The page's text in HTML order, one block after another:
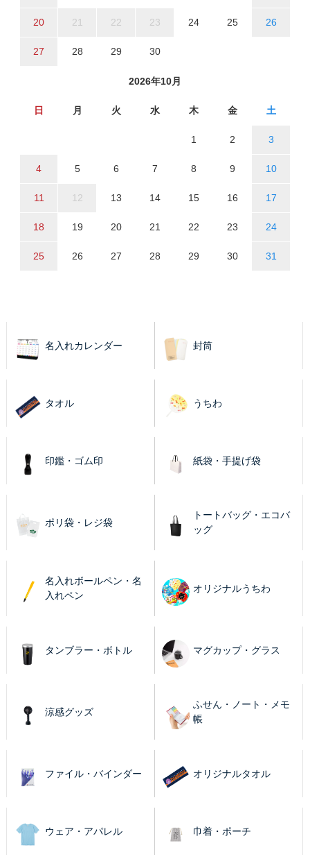
20 21 22 23 24 25 26
27 28 29 30
2026年10月
日 月 火 水 木 金 土
1 2 3
4 5 6 7 8 9 10
11 12 13 14 15 16 17
18 19 20 21 22 23 24
25 26 27 28 29 30 31
名入れカレンダー 封筒
タオル うちわ
印鑑・ゴム印 紙袋・手提げ袋
ポリ袋・レジ袋
トートバッグ・エコバ
ッグ
名入れボールペン・名
入れペン
オリジナルうちわ
タンブラー・ボトル マグカップ・グラス
涼感グッズ
ふせん・ノート・メモ
帳
ファイル・バインダー オリジナルタオル
ウェア・アパレル 巾着・ポーチ